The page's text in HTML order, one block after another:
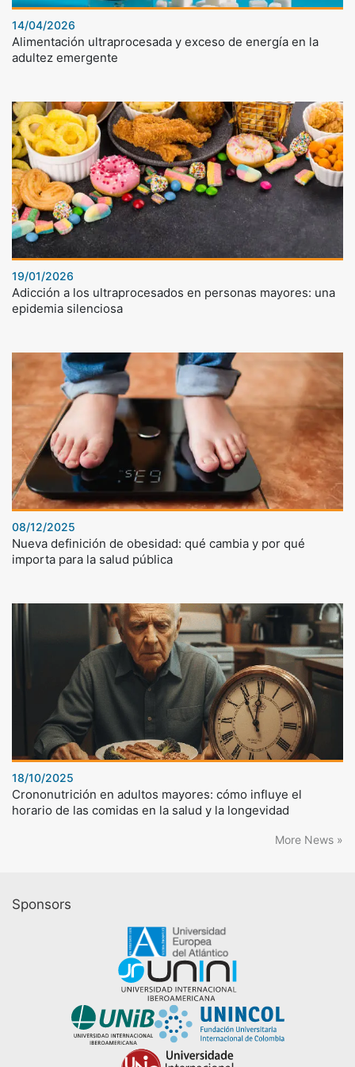
14/04/2026
Alimentación ultraprocesada y exceso de energía en la
adultez emergente
19/01/2026
Adicción a los ultraprocesados en personas mayores: una
epidemia silenciosa
08/12/2025
Nueva definición de obesidad: qué cambia y por qué
importa para la salud pública
18/10/2025
Crononutrición en adultos mayores: cómo influye el
horario de las comidas en la salud y la longevidad
More News »
Sponsors